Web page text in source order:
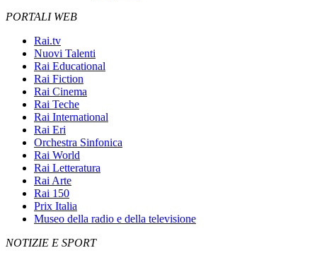
PORTALI WEB
Rai.tv
Nuovi Talenti
Rai Educational
Rai Fiction
Rai Cinema
Rai Teche
Rai International
Rai Eri
Orchestra Sinfonica
Rai World
Rai Letteratura
Rai Arte
Rai 150
Prix Italia
Museo della radio e della televisione
NOTIZIE E SPORT